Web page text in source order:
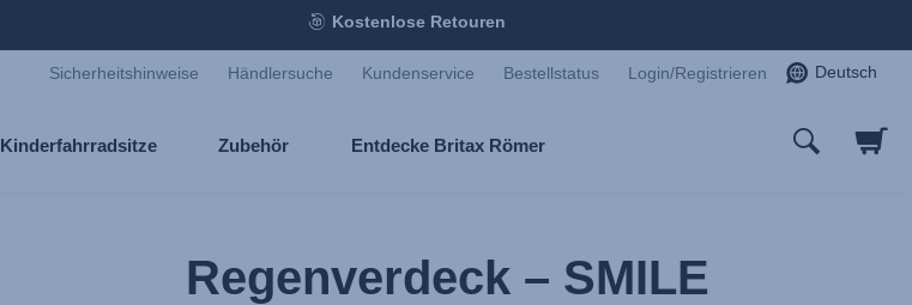
Kostenlose Retouren
Sicherheitshinweise Händlersuche Kundenservice Bestellstatus Login/Registrieren Deutsch
Kinderfahrradsitze Zubehör Entdecke Britax Römer
Regenverdeck – SMILE